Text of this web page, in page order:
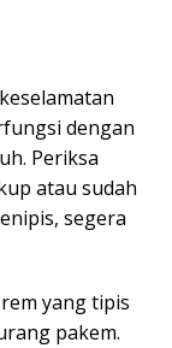
dengan
Periksa
atau sudah
segera
yang tipis
pakem.